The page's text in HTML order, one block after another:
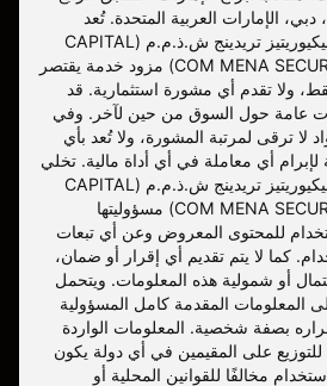
عشر (L14)، الوحدة 14C، دبي، الإمارات العربية المتحدة. تُعد
شركة كابيتال كوم مينا سيكيوريتيز تريدينج ش.ذ.م.م (CAPITAL
COM MENA SECURITIES TRADING L.L.C) مزود خدمة يقتصر
ولا تقدم أي مشورة استثمارية. قد
عامة حول السوق من حين لآخر. وفي
لا ترقى لمرتبة المشورة، ولا تُعد بأي
أي معاملة في أي أداة مالية. تخلي
شركة كابيتال كوم مينا سيكيوريتيز تريدينج ش.ذ.م.م (CAPITAL
COM MENA SECURITIES TRADING L.L.C) مسؤوليتها
للمحتوى المعروض وعن أي تبعات
كما لا يتم تقديم أي إقرار أو ضمان،
أو شمولية هذه المعلومات. ويتحمل
المقدمة كامل المسؤولية
بصفة شخصية. المعلومات الواردة
على المقيمين في أي دولة يكون
مخالفًا للقوانين المحلية أو